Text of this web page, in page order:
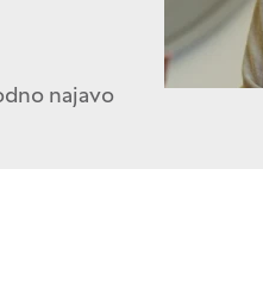
najavo